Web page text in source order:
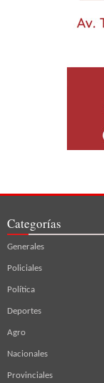
Categorías
Generales
Policiales
Política
Deportes
Agro
Nacionales
Provinciales